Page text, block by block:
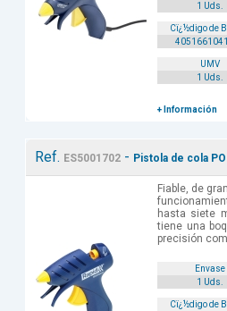
1 Uds.
Cï¿½digo de
UMV
1 Uds.
+ Información
Ref. ES5001702 - Pistola de cola
Fiable, de
hasta siete
tiene una
precisión
Envase
1 Uds.
Cï¿½digo de